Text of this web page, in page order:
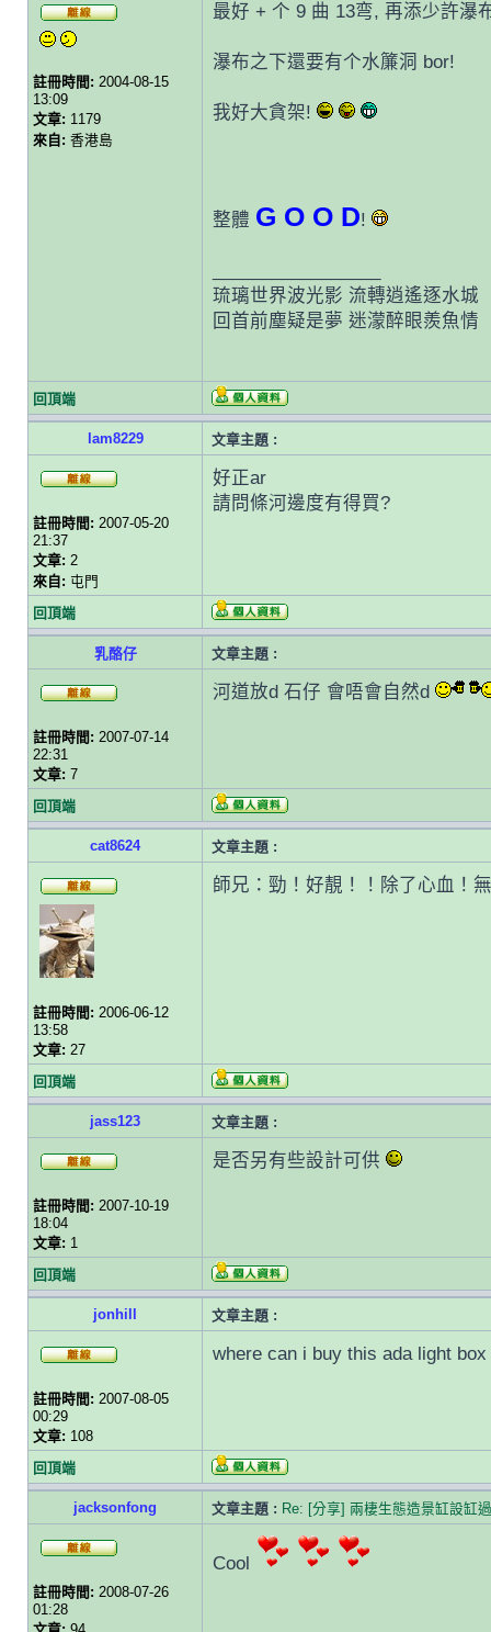
註冊時間: 2004-08-15
13:09
文章: 1179
來自: 香港島
最好 + 个 9 曲 13弯, 再添少許瀑
瀑布之下還要有个水簾洞 bor!
我好大貪架!
整體 G O O D!
琉璃世界波光影 流轉逍遙逐水城
回首前塵疑是夢 迷濛醉眼羨魚情
回頂端
lam8229 文章主題 :
註冊時間: 2007-05-20
21:37
文章: 2
來自: 屯門
好正ar
請問條河邊度有得買?
回頂端
乳酪仔 文章主題 :
註冊時間: 2007-07-14
22:31
文章: 7
河道放d 石仔 會唔會自然d
回頂端
cat8624 文章主題 :
註冊時間: 2006-06-12
13:58
文章: 27
師兄：勁！好靚！！除了心血！
回頂端
jass123 文章主題 :
註冊時間: 2007-10-19
18:04
文章: 1
是否另有些設計可供
回頂端
jonhill 文章主題 :
註冊時間: 2007-08-05
00:29
文章: 108
where can i buy this ada light box
回頂端
jacksonfong 文章主題 : Re: [分享] 兩棲生態造景缸設缸
註冊時間: 2008-07-26
01:28
Cool